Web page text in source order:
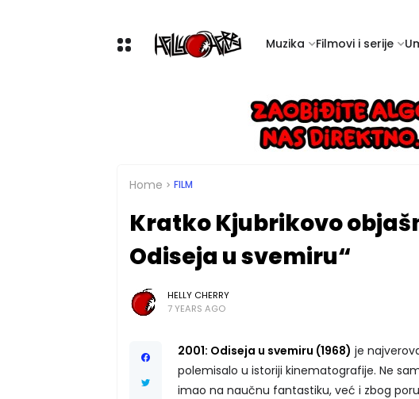
Muzika Filmovi i serije
Home FILM
Kratko Kjubrikovo
Odiseja u svemiru“
HELLY CHERRY
7 YEARS AGO
2001: Odiseja u svemiru (1968) je
polemisalo u istoriji kinematografije. Ne
imao na naučnu fantastiku, već i zbog